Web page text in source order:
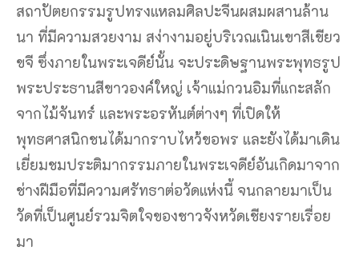
สถาปัตยกรรมรูปทรงแหลมศิลปะจีนผสมผสานล้าน
นา ที่มีความสวยงาม สง่างามอยู่บริเวณเนินเขาสีเขียว
ขจี ซึ่งภายในพระเจดีย์นั้น จะประดิษฐานพระพุทธรูป
พระประธานสีขาวองค์ใหญ่ เจ้าแม่กวนอิมที่แกะสลัก
จากไม้จันทร์ และพระอรหันต์ต่างๆ ที่เปิดให้
พุทธศาสนิกชนได้มากราบไหว้ขอพร และยังได้มาเดิน
เยี่ยมชมประติมากรรมภายในพระเจดีย์อันเกิดมาจาก
ช่างฝีมือที่มีความศรัทธาต่อวัดแห่งนี้ จนกลายมาเป็น
วัดที่เป็นศูนย์รวมจิตใจของชาวจังหวัดเชียงรายเรื่อย
มา